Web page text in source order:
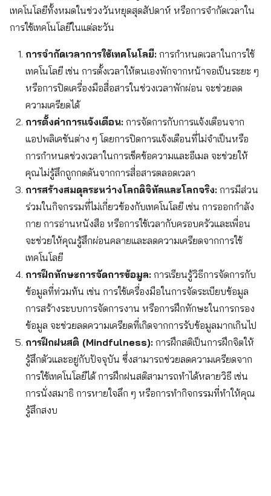
เทคโนโลยีทั้งหมดในช่วงวันหยุดสุดสัปดาห์ หรือการจำกัดเวลาใน
การใช้เทคโนโลยีในแต่ละวัน
การจำกัดเวลาการใช้เทคโนโลยี:การกำหนดเวลาในการใช้
เทคโนโลยี เช่น การตั้งเวลาให้ตนเองพักจากหน้าจอเป็นระยะ ๆ
หรือการปิดเครื่องมือสื่อสารในช่วงเวลาพักผ่อน จะช่วยลด
ความเครียดได้
การตั้งค่าการแจ้งเตือน:การจัดการกับการแจ้งเตือนจาก
แอปพลิเคชันต่าง ๆ โดยการปิดการแจ้งเตือนที่ไม่จำเป็นหรือ
การกำหนดช่วงเวลาในการเช็คข้อความและอีเมล จะช่วยให้
คุณไม่รู้สึกถูกกดดันจากการสื่อสารตลอดเวลา
การสร้างสมดุลระหว่างโลกดิจิทัลและโลกจริง:การมีส่วน
ร่วมในกิจกรรมที่ไม่เกี่ยวข้องกับเทคโนโลยี เช่น การออกกำลัง
กาย การอ่านหนังสือ หรือการใช้เวลากับครอบครัวและเพื่อน
จะช่วยให้คุณรู้สึกผ่อนคลายและลดความเครียดจากการใช้
เทคโนโลยี
การฝึกทักษะการจัดการข้อมูล:การเรียนรู้วิธีการจัดการกับ
ข้อมูลที่ท่วมท้น เช่น การใช้เครื่องมือในการจัดระเบียบข้อมูล
การสร้างระบบการจัดการงาน หรือการฝึกทักษะในการกรอง
ข้อมูล จะช่วยลดความเครียดที่เกิดจากการรับข้อมูลมากเกินไป
การฝึกฝนสติ (Mindfulness):การฝึกสติเป็นการฝึกจิตให้
รู้สึกตัวและอยู่กับปัจจุบัน ซึ่งสามารถช่วยลดความเครียดจาก
การใช้เทคโนโลยีได้ การฝึกฝนสติสามารถทำได้หลายวิธี เช่น
การนั่งสมาธิ การหายใจลึก ๆ หรือการทำกิจกรรมที่ทำให้คุณ
รู้สึกสงบ